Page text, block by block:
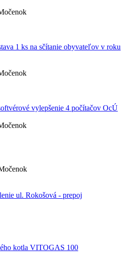
1 ks na sčítanie obyvateľov v roku
vylepšenie 4 počítačov OcÚ
ul. Rokošová - prepoj
kotla VITOGAS 100